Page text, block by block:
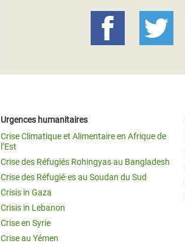
Urgences humanitaires
Crise Climatique et Alimentaire en Afrique de
l’Est
Crise des Réfugiés Rohingyas au Bangladesh
Crise des Réfugié·es au Soudan du Sud
Crisis in Gaza
Crisis in Lebanon
Crise en Syrie
Crise au Yémen